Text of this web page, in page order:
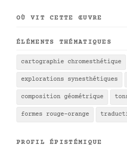
OÙ VIT CETTE ŒUVRE
ÉLÉMENTS THÉMATIQUES
cartographie chromesthétique
explorations synesthétiques
composition géométrique
formes rouge-orange
PROFIL ÉPISTÉMIQUE